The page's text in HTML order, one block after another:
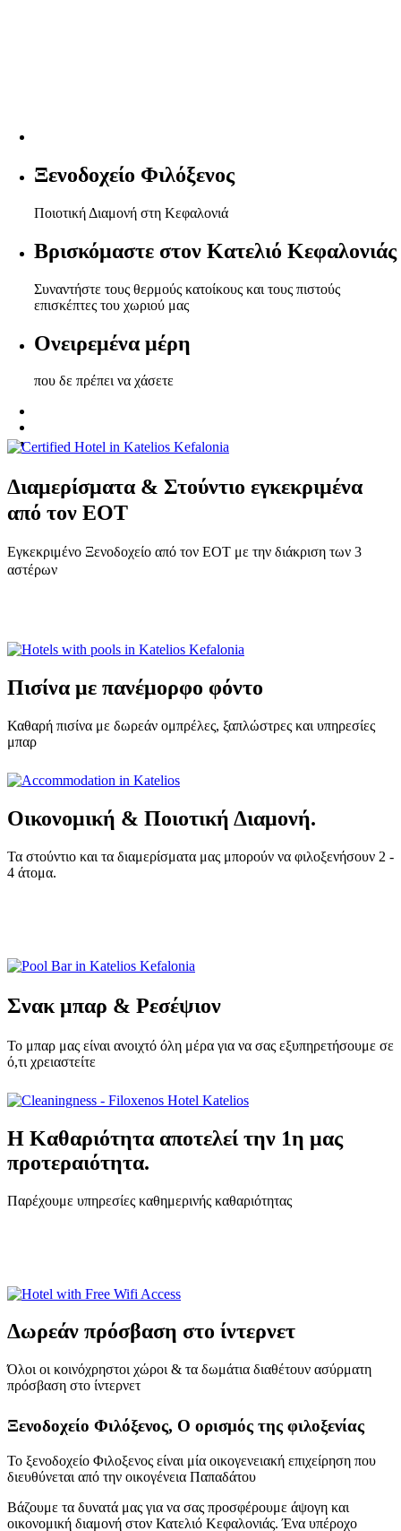
Ξενοδοχείο Φιλόξενος
Ποιοτική Διαμονή στη Κεφαλονιά
Βρισκόμαστε στον Κατελιό Κεφαλονιάς
Συναντήστε τους θερμούς κατοίκους και τους πιστούς
επισκέπτες του χωριού μας
Ονειρεμένα μέρη
που δε πρέπει να χάσετε
Διαμερίσματα & Στούντιο εγκεκριμένα
από τον EOT
Εγκεκριμένο Ξενοδοχείο από τον ΕΟΤ με την διάκριση των 3
αστέρων
Πισίνα με πανέμορφο φόντο
Καθαρή πισίνα με δωρεάν ομπρέλες, ξαπλώστρες και υπηρεσίες
μπαρ
Οικονομική & Ποιοτική Διαμονή.
Τα στούντιο και τα διαμερίσματα μας μπορούν να φιλοξενήσουν 2 -
4 άτομα.
Σνακ μπαρ & Ρεσέψιον
Το μπαρ μας είναι ανοιχτό όλη μέρα για να σας εξυπηρετήσουμε σε
ό,τι χρειαστείτε
Η Καθαριότητα αποτελεί την 1η μας
προτεραιότητα.
Παρέχουμε υπηρεσίες καθημερινής καθαριότητας
Δωρεάν πρόσβαση στο ίντερνετ
Όλοι οι κοινόχρηστοι χώροι & τα δωμάτια διαθέτουν ασύρματη
πρόσβαση στο ίντερνετ
Ξενοδοχείο Φιλόξενος, Ο ορισμός της φιλοξενίας
To ξενοδοχείο Φιλοξενος είναι μία οικογενειακή επιχείρηση που
διευθύνεται από την οικογένεια Παπαδάτου
Βάζουμε τα δυνατά μας για να σας προσφέρουμε άψογη και
οικονομική διαμονή στον Κατελιό Κεφαλονιάς. Ένα υπέροχο